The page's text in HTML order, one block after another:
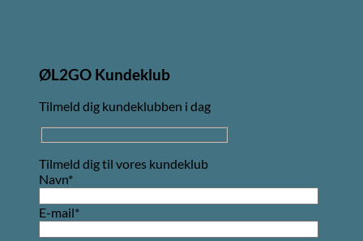
ØL2GO Kundeklub
Tilmeld dig kundeklubben i dag
Tilmeld dig til vores kundeklub
Navn*
E-mail*